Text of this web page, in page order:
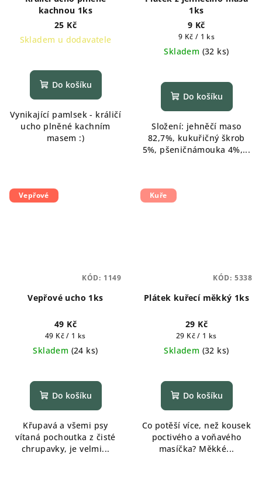
kachnou 1ks
25 Kč
Skladem u dodavatele
Do košíku
Vynikající pamlsek - králičí
ucho plněné kachním
masem :)
1ks
9 Kč
Měrná
cena:
9 Kč / 1 ks
Skladem (32 ks)
Do košíku
Složení: jehněčí maso
82,7%, kukuřičný škrob
5%, pšeničnámouka 4%,...
Vepřové
Vepřové ucho 1ks
49 Kč
Měrná
cena:
49 Kč / 1 ks
Skladem (24 ks)
Do košíku
Křupavá a všemi psy
vítaná pochoutka z čisté
chrupavky, je velmi...
KÓD: 1149
Kuře
Plátek kuřecí měkký 1ks
29 Kč
Měrná
cena:
29 Kč / 1 ks
Skladem (32 ks)
Do košíku
Co potěší více, než kousek
poctivého a voňavého
masíčka? Měkké...
KÓD: 5338